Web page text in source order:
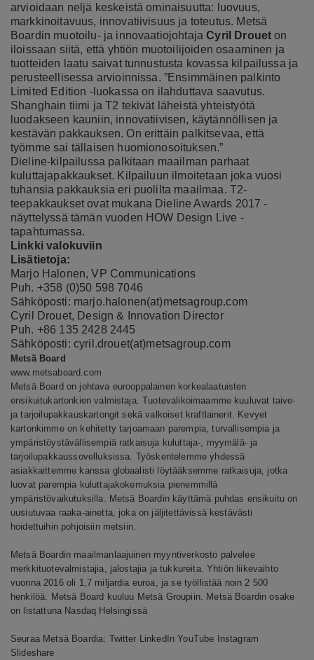
arvioidaan neljä keskeistä ominaisuutta: luovuus,
markkinoitavuus, innovatiivisuus ja toteutus. Metsä
Boardin muotoilu- ja innovaatiojohtajaCyril Drouet on
iloissaan siitä, että yhtiön muotoilijoiden osaaminen ja
tuotteiden laatu saivat tunnustusta kovassa kilpailussa ja
perusteellisessa arvioinnissa. ”Ensimmäinen palkinto
Limited Edition -luokassa on ilahduttava saavutus.
Shanghain tiimi ja T2 tekivät läheistä yhteistyötä
luodakseen kauniin, innovatiivisen, käytännöllisen ja
kestävän pakkauksen. On erittäin palkitsevaa, että
työmme sai tällaisen huomionosoituksen.”
Dieline-kilpailussa palkitaan maailman parhaat
kuluttajapakkaukset. Kilpailuun ilmoitetaan joka vuosi
tuhansia pakkauksia eri puolilta maailmaa. T2-
teepakkaukset ovat mukana Dieline Awards 2017 -
näyttelyssä tämän vuoden HOW Design Live -
tapahtumassa.
Linkki valokuviin
Lisätietoja:
Marjo Halonen, VP Communications
Puh. +358 (0)50 598 7046
Sähköposti: marjo.halonen(at)metsagroup.com
Cyril Drouet, Design & Innovation Director
Puh. +86 135 2428 2445
Sähköposti: cyril.drouet(at)metsagroup.com
Metsä Board
www.metsaboard.com
Metsä Board on johtava eurooppalainen korkealaatuisten
ensikuitukartonkien valmistaja. Tuotevalikoimaamme kuuluvat taive-
ja tarjoilupakkauskartongit sekä valkoiset kraftlainerit. Kevyet
kartonkimme on kehitetty tarjoamaan parempia, turvallisempia ja
ympäristöystävällisempiä ratkaisuja kuluttaja-, myymälä- ja
tarjoilupakkaussovelluksissa. Työskentelemme yhdessä
asiakkaittemme kanssa globaalisti löytääksemme ratkaisuja, jotka
luovat parempia kuluttajakokemuksia pienemmillä
ympäristövaikutuksilla. Metsä Boardin käyttämä puhdas ensikuitu on
uusiutuvaa raaka-ainetta, joka on jäljitettävissä kestävästi
hoidettuihin pohjoisiin metsiin.
Metsä Boardin maailmanlaajuinen myyntiverkosto palvelee
merkkituotevalmistajia, jalostajia ja tukkureita. Yhtiön liikevaihto
vuonna 2016 oli 1,7 miljardia euroa, ja se työllistää noin 2 500
henkilöä. Metsä Board kuuluu Metsä Groupiin. Metsä Boardin osake
on listattuna Nasdaq Helsingissä
Seuraa Metsä Boardia: Twitter LinkedIn YouTube Instagram
Slideshare